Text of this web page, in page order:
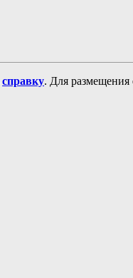
справку. Для